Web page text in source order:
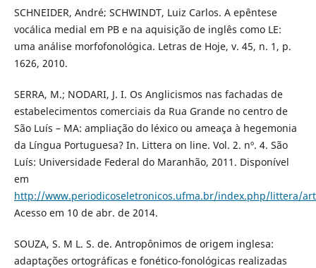
SCHNEIDER, André; SCHWINDT, Luiz Carlos. A epêntese
vocálica medial em PB e na aquisição de inglês como LE:
uma análise morfofonológica. Letras de Hoje, v. 45, n. 1, p.
1626, 2010.
SERRA, M.; NODARI, J. I. Os Anglicismos nas fachadas de
estabelecimentos comerciais da Rua Grande no centro de
São Luís – MA: ampliação do léxico ou ameaça à hegemonia
da Língua Portuguesa? In. Littera on line. Vol. 2. nº. 4. São
Luís: Universidade Federal do Maranhão, 2011. Disponível
em
http://www.periodicoseletronicos.ufma.br/index.php/littera/
Acesso em 10 de abr. de 2014.
SOUZA, S. M L. S. de. Antropônimos de origem inglesa:
adaptações ortográficas e fonético-fonológicas realizadas